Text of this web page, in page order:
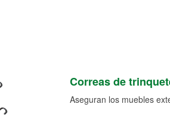
Correas de
Aseguran los muebles